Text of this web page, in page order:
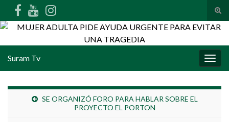
Search for:
Suram Tv
SE ORGANIZÓ FORO PARA HABLAR SOBRE EL
PROYECTO EL PORTON